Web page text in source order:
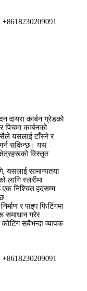
दायरा कार्बन ग्रेडको
पिचमा कार्बनको
यसलाई टाँस्ने र
सकिन्छ। यस
विस्तृत
यसलाई सामान्यतया
लागि स्लरीमा
निश्चित हदसम्म
र पाइप फिटिंगमा
समाधान गरेर।
कोटिंग सबैभन्दा व्यापक